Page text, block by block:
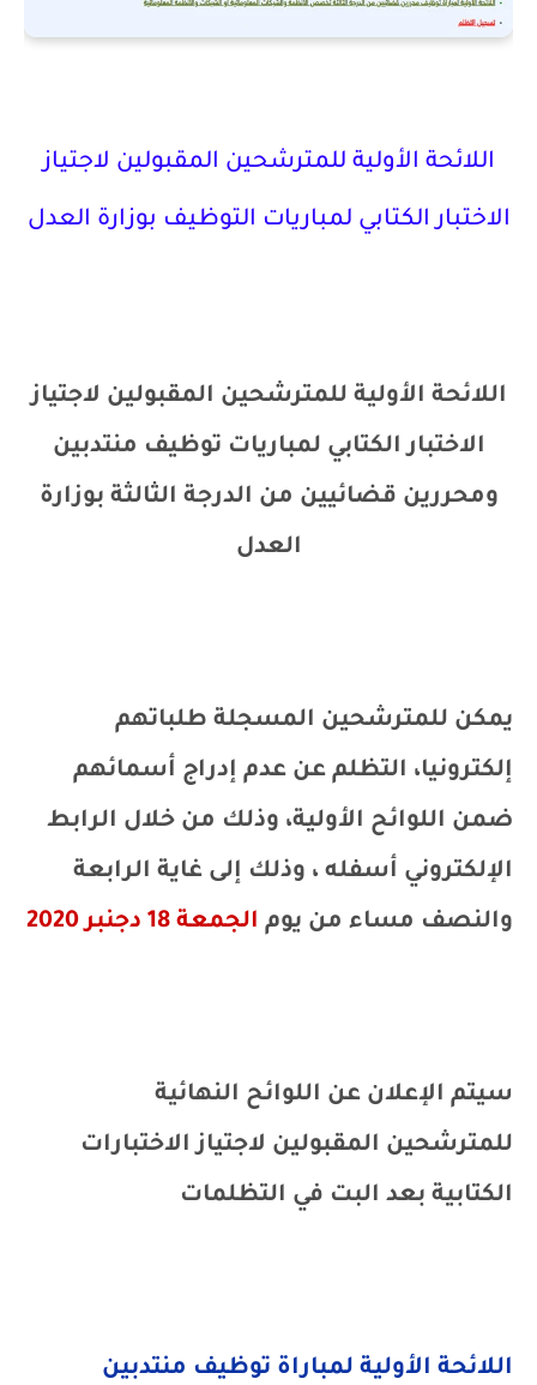
اللائحة الأولية للمترشحين المقبولين لاجتياز
الاختبار الكتابي لمباريات التوظيف بوزارة العدل
اللائحة الأولية للمترشحين المقبولين لاجتياز
الاختبار الكتابي لمباريات توظيف منتدبين
ومحررين قضائيين من الدرجة الثالثة بوزارة
العدل
يمكن للمترشحين المسجلة طلباتهم
إلكترونيا، التظلم عن عدم إدراج أسمائهم
ضمن اللوائح الأولية، وذلك من خلال الرابط
الإلكتروني أسفله ، وذلك إلى غاية الرابعة
والنصف مساء من يوم الجمعة 18 دجنبر 2020
سيتم الإعلان عن اللوائح النهائية
للمترشحين المقبولين لاجتياز الاختبارات
الكتابية بعد البت في التظلمات
اللائحة الأولية لمباراة توظيف منتدبين